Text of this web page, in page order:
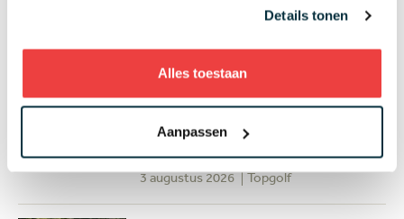
Details tonen
Alles toestaan
Aanpassen
topresultaat en drama
Met deze twaalf speelsters gaat
Team Europa de strijd aan in de
Solheim Cup op Bernardus
3 augustus 2026 Topgolf